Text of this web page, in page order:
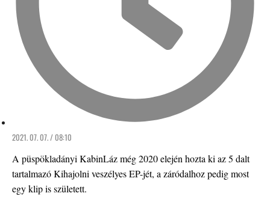
2021. 07. 07. / 08:10
A püspökladányi KabinLáz még 2020 elején hozta ki az 5 dalt
tartalmazó Kihajolni veszélyes EP-jét, a záródalhoz pedig most
egy klip is született.